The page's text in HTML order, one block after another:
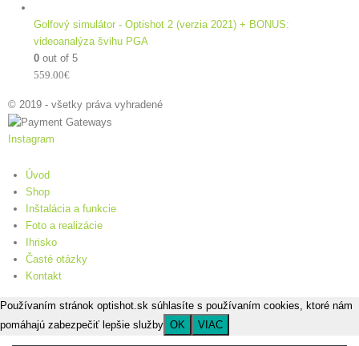
Golfový simulátor - Optishot 2 (verzia 2021) + BONUS:
videoanalýza švihu PGA
0 out of 5
559.00€
© 2019 - všetky práva vyhradené
Instagram
Úvod
Shop
Inštalácia a funkcie
Foto a realizácie
Ihrisko
Časté otázky
Kontakt
Používaním stránok optishot.sk súhlasíte s používaním cookies, ktoré nám
pomáhajú zabezpečiť lepšie služby OK VIAC